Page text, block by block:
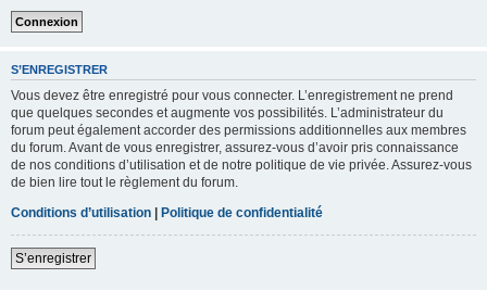
S’ENREGISTRER
Vous devez être enregistré pour vous connecter. L’enregistrement ne prend
que quelques secondes et augmente vos possibilités. L’administrateur du
forum peut également accorder des permissions additionnelles aux membres
du forum. Avant de vous enregistrer, assurez-vous d’avoir pris connaissance
de nos conditions d’utilisation et de notre politique de vie privée. Assurez-vous
de bien lire tout le règlement du forum.
Conditions d’utilisation | Politique de confidentialité
S’enregistrer